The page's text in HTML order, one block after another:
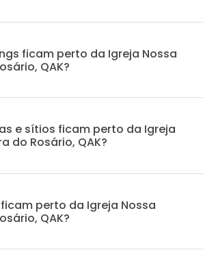
ficam perto da Igreja Nossa
QAK?
e sítios ficam perto da Igreja
do Rosário, QAK?
perto da Igreja Nossa
QAK?